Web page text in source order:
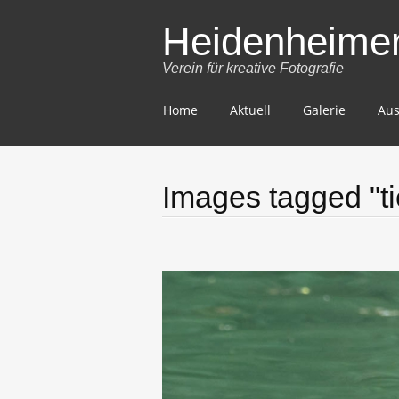
Verein für kreative Fotografie
Skip
content
Home Aktuell Galerie
Images tagged